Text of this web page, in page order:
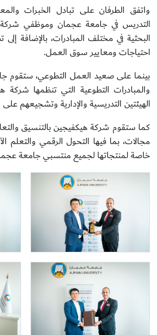
واتفق الطرفان على تبادل الخبرات
التدريس في جامعة عجمان وموظفي شركة
البحثية في مختلف المبادرات، بالإضافة إلى
احتياجات ومعايير سوق العمل.
بينما على صعيد العمل التطوعي، ستقوم
والمبادرات التطوعية التي تنظمها شركة
الهيئتين التدريسية والإدارية وتشجيعهم
كما ستقوم شركة هيكفيجين بالتنسيق
مجالات، بما فيها التحول الرقمي والتعلم
خاصة لمنتجاتها لجميع منتسبي جامعة